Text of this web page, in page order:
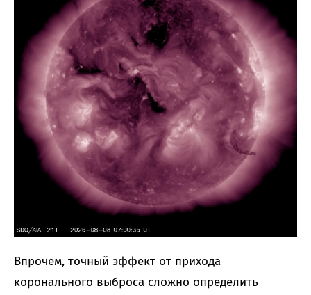
Впрочем, точный эффект от прихода
коронального выброса сложно определить